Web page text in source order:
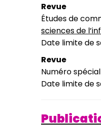
Revue
Études de
sciences de
Date limite de
Revue
Numéro
Date limite de